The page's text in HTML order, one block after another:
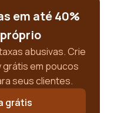
em até 40%
abusivas. Crie
grátis em poucos
seus clientes.
grátis